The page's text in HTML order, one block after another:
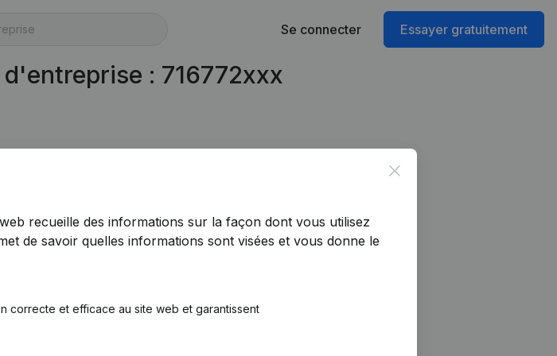
Se connecter Essayer gratuitement
: 716772xxx
Close
recueille des informations sur la façon dont vous utilisez
de savoir quelles informations sont visées et vous donne le
correcte et efficace au site web et garantissent